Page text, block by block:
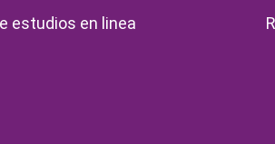
estudios en linea